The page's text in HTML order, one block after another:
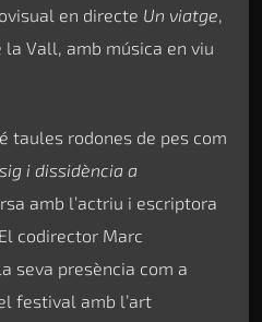
en directe Un viatge,
la Vall, amb música en viu
taules rodones de pes com
i dissidència a
amb l’actriu i escriptora
codirector Marc
seva presència com a
festival amb l’art